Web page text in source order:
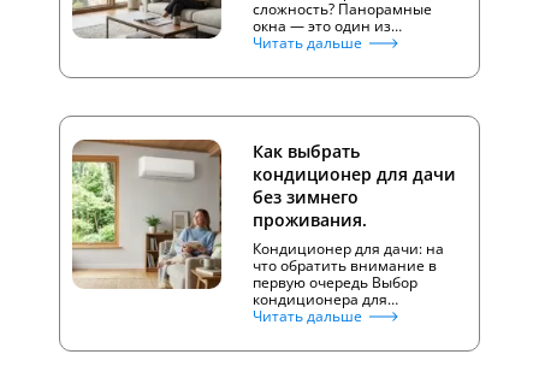
сложность? Панорамные
окна — это один из…
Читать дальше
Как выбрать
кондиционер для дачи
без зимнего
проживания.
Кондиционер для дачи: на
что обратить внимание в
первую очередь Выбор
кондиционера для…
Читать дальше